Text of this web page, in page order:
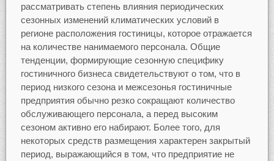
рассматривать степень влияния периодических
сезонных изменений климатических условий в
регионе расположения гостиницы, которое отражается
на количестве нанимаемого персонала. Общие
тенденции, формирующие сезонную специфику
гостиничного бизнеса свидетельствуют о том, что в
период низкого сезона и межсезонья гостиничные
предприятия обычно резко сокращают количество
обслуживающего персонала, а перед высоким
сезоном активно его набирают. Более того, для
некоторых средств размещения характерен закрытый
период, выражающийся в том, что предприятие не